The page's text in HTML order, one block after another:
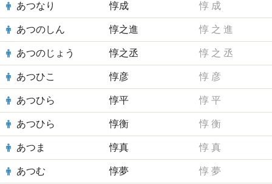
あつなり 惇成 惇 成
あつのしん 惇之進 惇 之 進
あつのじょう 惇之丞 惇 之 丞
あつひこ 惇彦 惇 彦
あつひら 惇平 惇 平
あつひら 惇衡 惇 衡
あつま 惇真 惇 真
あつむ 惇夢 惇 夢